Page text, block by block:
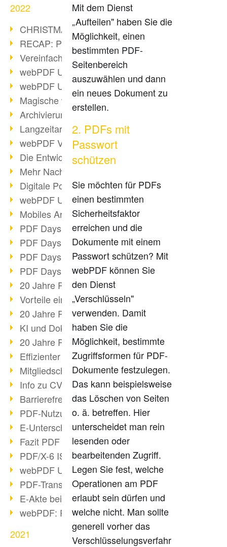
2022
CHRISTMAS 2022 loading
RECAP: PDF Days Europe 2022
Vereinfachung Personalprozesse
webPDF Update 8.0.0.2727
webPDF Update 9.0.0.2732
Magische webPDF Version 9
Archivierung: Aufbewahrungsfristen
Langzeitarchivierung mit PDF/A
webPDF Video - Behind the Scenes
Die Entwicklung von PDF/X
Mehr Nachhaltigkeit durch PDF
Digitale Post als PDF/A
webPDF Update 8.0.0.2531
Mobiles Arbeiten mit PDF
PDF Days 2022 Themenblock 3
PDF Days 2022 Themenblock 2
PDF Days 2022 Themenblock 1
PDF Days Europe 2022
20 Jahre PDF/X (Teil 3)
Vorteile einer PDF-Businesslösung
20 Jahre PDF/X (Teil 2)
KI und Dokumenten-Management
20 Jahre PDF/X (Teil 1)
Effizienter Dokumenten Workflow
Mitgliedschaft PDF Association
Info zu CVE-2022-22965
Barrierefreiheit mehr als Inklusion
PDF-Nutzung durch Pandemie
E-Unterschriften für Verwaltung
Fazit PDF Days 2021
PDF/X-6 ISO-Norm
webPDF Update 8.0.0.2393
PDF-Transparenz beim PDF-Format
E-Akte bei Behörden
webPDF: PDF-Anhänge verwalten
2021
Mit dem Dienst
„Aufteilen" haben Sie die
Möglichkeit, einen
bestimmten PDF-
Seitenbereich
auszuwählen und dann
ein neues Dokument zu
erstellen.
2. PDFs mit
Passwort
schützen
Sie möchten für PDFs
einen bestimmten
Sicherheitsfaktor
erreichen und die
Dokumente mit einem
Passwort schützen? Mit
webPDF können Sie
den Dienst
„Verschlüsseln"
verwenden. Damit
haben Sie die
Möglichkeit, bestimmte
Zugriffsformen für PDF-
Dokumente festzulegen.
Das kann beispielsweise
das Löschen von Seiten
o. ä. betreffen. Hier
unterscheidet man rein
lesenden oder
bearbeitenden Zugriff.
Legen Sie fest, welche
Operationen am PDF
erlaubt sein dürfen und
welche nicht. Man sollte
generell vorher das
Verschlüsselungsverfahr